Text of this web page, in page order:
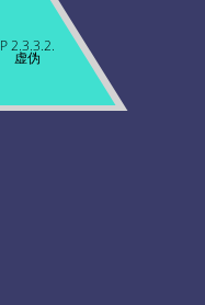
P 2.3.3.2.
虚伪